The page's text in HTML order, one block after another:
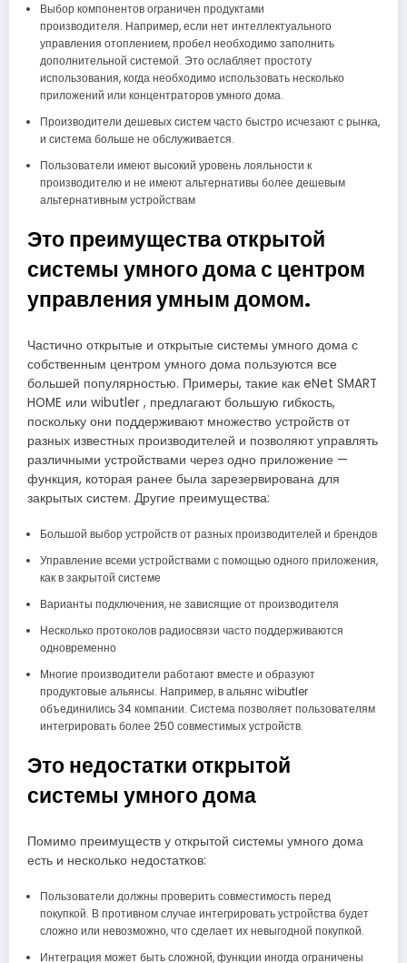
Выбор компонентов ограничен продуктами
производителя. Например, если нет интеллектуального
управления отоплением, пробел необходимо заполнить
дополнительной системой. Это ослабляет простоту
использования, когда необходимо использовать несколько
приложений или концентраторов умного дома.
Производители дешевых систем часто быстро исчезают с рынка,
и система больше не обслуживается.
Пользователи имеют высокий уровень лояльности к
производителю и не имеют альтернативы более дешевым
альтернативным устройствам
Это преимущества открытой
системы умного дома с центром
управления умным домом.
Частично открытые и открытые системы умного дома с
собственным центром умного дома пользуются все
большей популярностью. Примеры, такие как eNet SMART
HOME или wibutler , предлагают большую гибкость,
поскольку они поддерживают множество устройств от
разных известных производителей и позволяют управлять
различными устройствами через одно приложение —
функция, которая ранее была зарезервирована для
закрытых систем. Другие преимущества:
Большой выбор устройств от разных производителей и брендов
Управление всеми устройствами с помощью одного приложения,
как в закрытой системе
Варианты подключения, не зависящие от производителя
Несколько протоколов радиосвязи часто поддерживаются
одновременно
Многие производители работают вместе и образуют
продуктовые альянсы. Например, в альянс wibutler
объединились 34 компании. Система позволяет пользователям
интегрировать более 250 совместимых устройств.
Это недостатки открытой
системы умного дома
Помимо преимуществ у открытой системы умного дома
есть и несколько недостатков:
Пользователи должны проверить совместимость перед
покупкой. В противном случае интегрировать устройства будет
сложно или невозможно, что сделает их невыгодной покупкой.
Интеграция может быть сложной, функции иногда ограничены